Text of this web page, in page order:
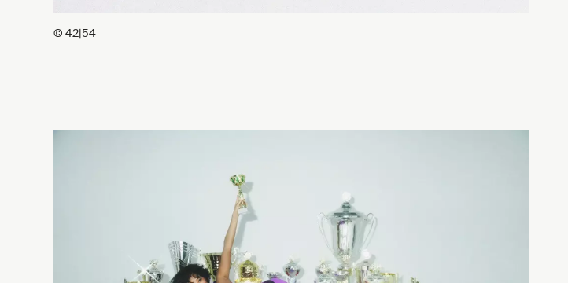
© 42|54